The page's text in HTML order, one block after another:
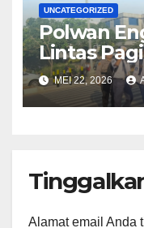
UNCATEGORIZED
Polwan
Lintas
Sungai
MEI 22, 2026
Alamat email Anda